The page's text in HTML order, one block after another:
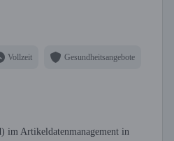
Vollzeit Gesundheitsangebote
im Artikeldatenmanagement in